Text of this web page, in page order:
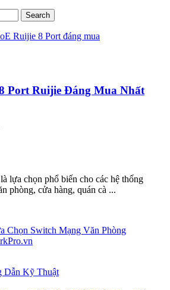
Search
Port Ruijie Đáng Mua Nhất
lựa chọn phổ biến cho các hệ thống
phòng, cửa hàng, quán cà ...
Dẫn Kỹ Thuật